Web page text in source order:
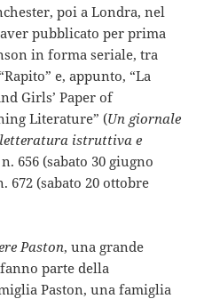
poi a Londra, nel
pubblicato per prima
in forma seriale, tra
e, appunto, “La
Girls’ Paper of
Literature” (Un giornale
istruttiva e
656 (sabato 30 giugno
672 (sabato 20 ottobre
Paston, una grande
parte della
Paston, una famiglia